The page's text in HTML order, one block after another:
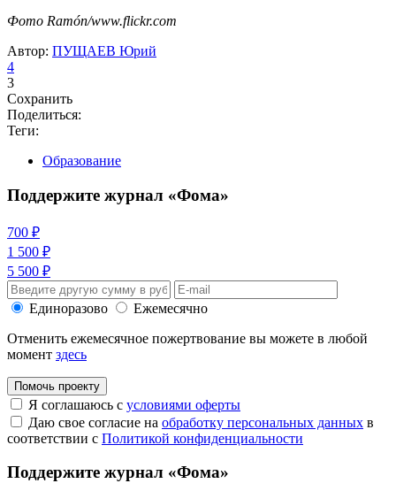
Фото Ramón/www.flickr.com
Автор: ПУЩАЕВ Юрий
4
3
Сохранить
Поделиться:
Теги:
Образование
Поддержите журнал «Фома»
700 ₽
1 500 ₽
5 500 ₽
Единоразово
Ежемесячно
Отменить ежемесячное пожертвование вы можете в любой
момент здесь
Помочь проекту
Я соглашаюсь с условиями оферты
Даю свое согласие на обработку персональных данных в
соответствии с Политикой конфиденциальности
Поддержите журнал «Фома»